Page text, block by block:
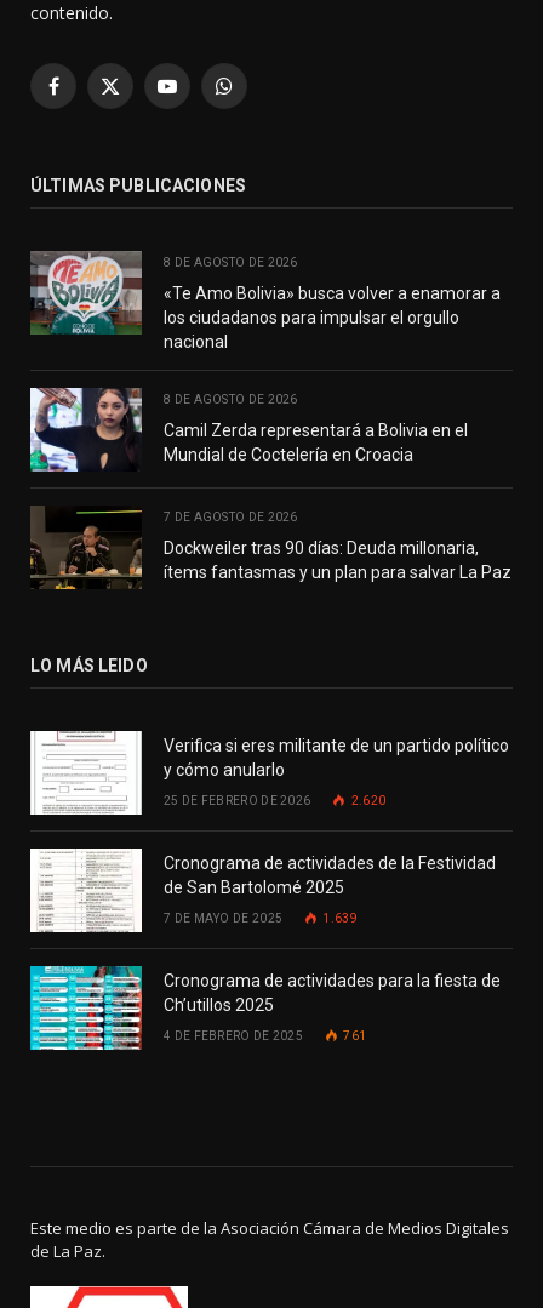
contenido.
Facebook
X
YouTubeWhatsApp
ÚLTIMAS PUBLICACIONES
8 DE AGOSTO DE 2026
«Te Amo Bolivia» busca volver a enamorar a
los ciudadanos para impulsar el orgullo
nacional
8 DE AGOSTO DE 2026
Camil Zerda representará a Bolivia en el
Mundial de Coctelería en Croacia
7 DE AGOSTO DE 2026
Dockweiler tras 90 días: Deuda millonaria,
ítems fantasmas y un plan para salvar La Paz
LO MÁS LEIDO
Verifica si eres militante de un partido político
y cómo anularlo
25 DE FEBRERO DE 2026 2.620
Cronograma de actividades de la Festividad
de San Bartolomé 2025
7 DE MAYO DE 2025 1.639
Cronograma de actividades para la fiesta de
Ch’utillos 2025
4 DE FEBRERO DE 2025 761
Este medio es parte de la Asociación Cámara de Medios Digitales
de La Paz.